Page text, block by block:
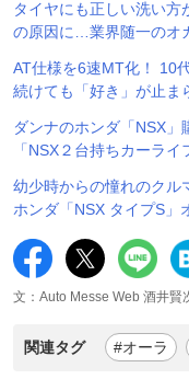
タイヤにも正しい洗い
の原因に…業界随一のオ
AT仕様を6速MT化！ 10
続けても「好き」が止ま
ダンナのホンダ「NSX」
「NSX２台持ちカーラ
幼少時からの憧れのクル
ホンダ「NSX タイプS」
文：Auto Messe Web 酒井賢
関連タグ #オーラ